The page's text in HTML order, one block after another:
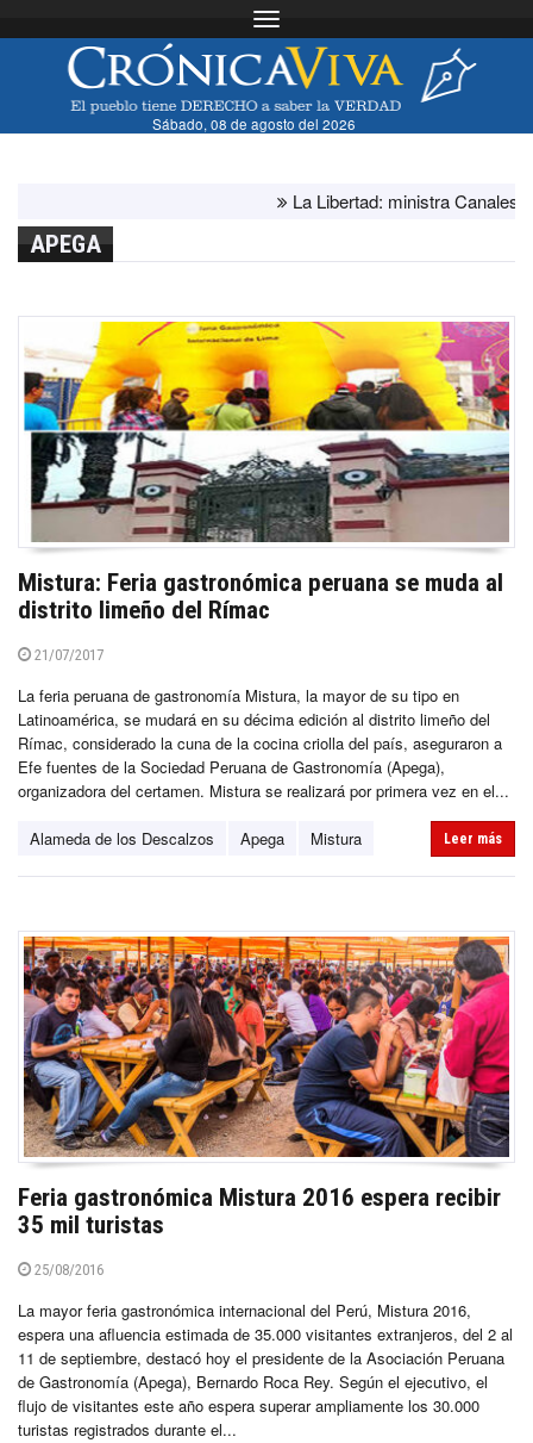
Toggle navigation
Sábado, 08 de agosto del 2026
La Libertad: ministra Canales
APEGA
Mistura: Feria gastronómica peruana se muda al
distrito limeño del Rímac
21/07/2017
La feria peruana de gastronomía Mistura, la mayor de su tipo en
Latinoamérica, se mudará en su décima edición al distrito limeño del
Rímac, considerado la cuna de la cocina criolla del país, aseguraron a
Efe fuentes de la Sociedad Peruana de Gastronomía (Apega),
organizadora del certamen. Mistura se realizará por primera vez en el...
Alameda de los Descalzos Apega Mistura Leer más
Feria gastronómica Mistura 2016 espera recibir
35 mil turistas
25/08/2016
La mayor feria gastronómica internacional del Perú, Mistura 2016,
espera una afluencia estimada de 35.000 visitantes extranjeros, del 2 al
11 de septiembre, destacó hoy el presidente de la Asociación Peruana
de Gastronomía (Apega), Bernardo Roca Rey. Según el ejecutivo, el
flujo de visitantes este año espera superar ampliamente los 30.000
turistas registrados durante el...